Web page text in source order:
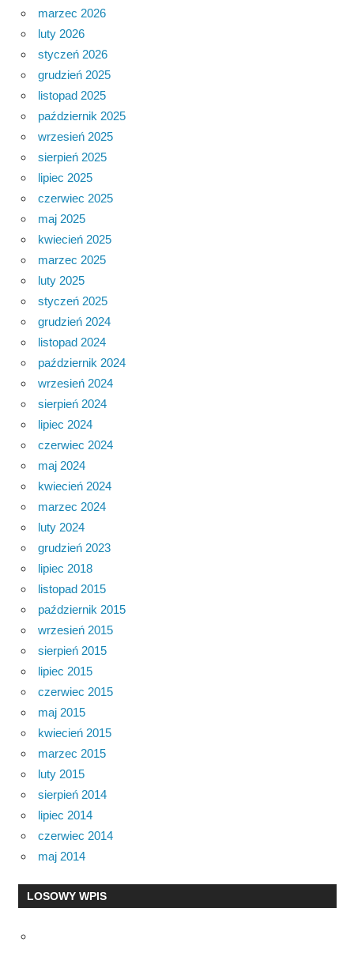
marzec 2026
luty 2026
styczeń 2026
grudzień 2025
listopad 2025
październik 2025
wrzesień 2025
sierpień 2025
lipiec 2025
czerwiec 2025
maj 2025
kwiecień 2025
marzec 2025
luty 2025
styczeń 2025
grudzień 2024
listopad 2024
październik 2024
wrzesień 2024
sierpień 2024
lipiec 2024
czerwiec 2024
maj 2024
kwiecień 2024
marzec 2024
luty 2024
grudzień 2023
lipiec 2018
listopad 2015
październik 2015
wrzesień 2015
sierpień 2015
lipiec 2015
czerwiec 2015
maj 2015
kwiecień 2015
marzec 2015
luty 2015
sierpień 2014
lipiec 2014
czerwiec 2014
maj 2014
LOSOWY WPIS